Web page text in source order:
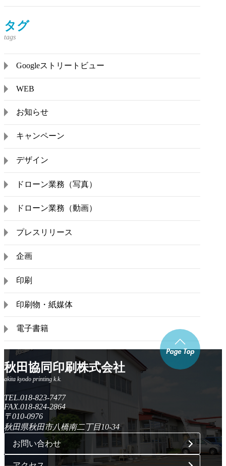
タグ
Googleストリートビュー
WEB
お知らせ
キャンペーン
デザイン
ドローン業務（写真）
ドローン業務（動画）
プレスリリース
企画
印刷
印刷物・紙媒体
電子書籍
秋田協同印刷株式会社
TEL.018-823-7477
FAX.018-824-2864
〒010-0976
秋田県秋田市八橋南二丁目10-34
お問い合わせ